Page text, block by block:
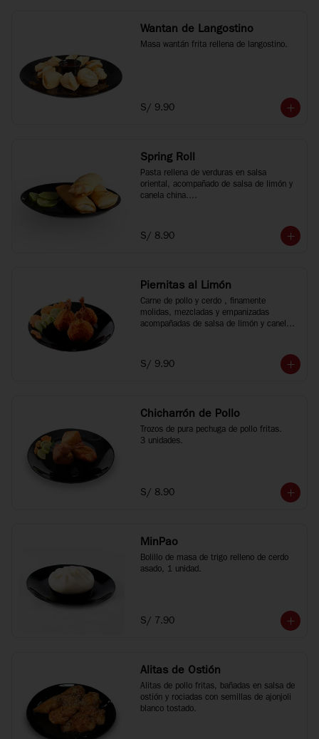
Wantan de Langostino
Masa wantán frita rellena de langostino.
S/ 9.90
Spring Roll
Pasta rellena de verduras en salsa
oriental, acompañado de salsa de limón y
canela china.
S/ 8.90
Piernitas al Limón
Carne de pollo y cerdo , finamente
molidas, mezcladas y empanizadas
acompañadas de salsa de limón y canela
S/ 9.90
Chicharrón de Pollo
Trozos de pura pechuga de pollo fritas.
3 unidades.
S/ 8.90
MinPao
Bolillo de masa de trigo relleno de cerdo
asado, 1 unidad.
S/ 7.90
Alitas de Ostión
Alitas de pollo fritas, bañadas en salsa de
ostión y rociadas con semillas de ajonjoli
blanco tostado.